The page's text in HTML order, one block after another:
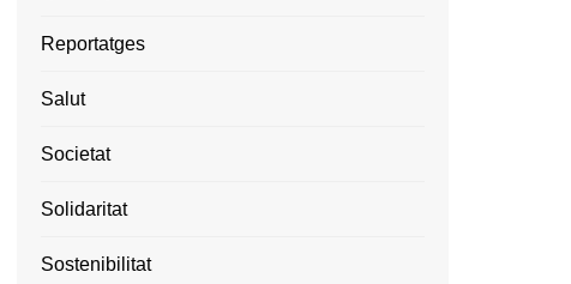
Reportatges
Salut
Societat
Solidaritat
Sostenibilitat